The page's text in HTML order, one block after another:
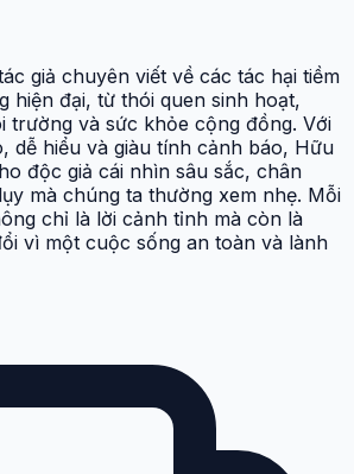
giả chuyên viết về các tác hại tiềm
hiện đại, từ thói quen sinh hoạt,
trường và sức khỏe cộng đồng. Với
dễ hiểu và giàu tính cảnh báo, Hữu
độc giả cái nhìn sâu sắc, chân
mà chúng ta thường xem nhẹ. Mỗi
chỉ là lời cảnh tỉnh mà còn là
vì một cuộc sống an toàn và lành